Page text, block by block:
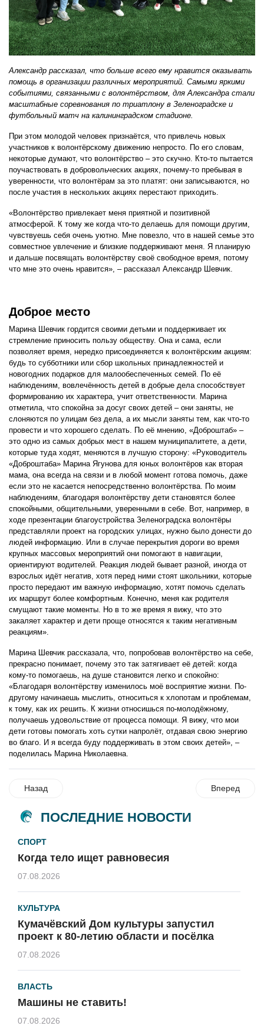
Александр рассказал, что больше всего ему нравится оказывать
помощь в организации различных мероприятий. Самыми яркими
событиями, связанными с волонтёрством, для Александра стали
масштабные соревнования по триатлону в Зеленоградске и
футбольный матч на калининградском стадионе.
При этом молодой человек признаётся, что привлечь новых
участников к волонтёрскому движению непросто. По его словам,
некоторые думают, что волонтёрство – это скучно. Кто-то пытается
поучаствовать в добровольческих акциях, почему-то пребывая в
уверенности, что волонтёрам за это платят: они записываются, но
после участия в нескольких акциях перестают приходить.
«Волонтёрство привлекает меня приятной и позитивной
атмосферой. К тому же когда что-то делаешь для помощи другим,
чувствуешь себя очень уютно. Мне повезло, что в нашей семье это
совместное увлечение и близкие поддерживают меня. Я планирую
и дальше посвящать волонтёрству своё свободное время, потому
что мне это очень нравится», – рассказал Александр Шевчик.
Доброе место
Марина Шевчик гордится своими детьми и поддерживает их
стремление приносить пользу обществу. Она и сама, если
позволяет время, нередко присоединяется к волонтёрским акциям:
будь то субботники или сбор школьных принадлежностей и
новогодних подарков для малообеспеченных семей. По её
наблюдениям, вовлечённость детей в добрые дела способствует
формированию их характера, учит ответственности. Марина
отметила, что спокойна за досуг своих детей – они заняты, не
слоняются по улицам без дела, а их мысли заняты тем, как что-то
провести и что хорошего сделать. По её мнению, «Доброштаб» –
это одно из самых добрых мест в нашем муниципалитете, а дети,
которые туда ходят, меняются в лучшую сторону: «Руководитель
«Доброштаба» Марина Ягунова для юных волонтёров как вторая
мама, она всегда на связи и в любой момент готова помочь, даже
если это не касается непосредственно волонтёрства. По моим
наблюдениям, благодаря волонтёрству дети становятся более
спокойными, общительными, уверенными в себе. Вот, например, в
ходе презентации благоустройства Зеленоградска волонтёры
представляли проект на городских улицах, нужно было донести до
людей информацию. Или в случае перекрытия дороги во время
крупных массовых мероприятий они помогают в навигации,
ориентируют водителей. Реакция людей бывает разной, иногда от
взрослых идёт негатив, хотя перед ними стоят школьники, которые
просто передают им важную информацию, хотят помочь сделать
их маршрут более комфортным. Конечно, меня как родителя
смущают такие моменты. Но в то же время я вижу, что это
закаляет характер и дети проще относятся к таким негативным
реакциям».
Марина Шевчик рассказала, что, попробовав волонтёрство на себе,
прекрасно понимает, почему это так затягивает её детей: когда
кому-то помогаешь, на душе становится легко и спокойно:
«Благодаря волонтёрству изменилось моё восприятие жизни. По-
другому начинаешь мыслить, относиться к хлопотам и проблемам,
к тому, как их решить. К жизни относишься по-молодёжному,
получаешь удовольствие от процесса помощи. Я вижу, что мои
дети готовы помогать хоть сутки напролёт, отдавая свою энергию
во благо. И я всегда буду поддерживать в этом своих детей», –
поделилась Марина Николаевна.
Назад Вперед
ПОСЛЕДНИЕ НОВОСТИ
СПОРТ
Когда тело ищет равновесия
07.08.2026
КУЛЬТУРА
Кумачёвский Дом культуры запустил
проект к 80-летию области и посёлка
07.08.2026
ВЛАСТЬ
Машины не ставить!
07.08.2026